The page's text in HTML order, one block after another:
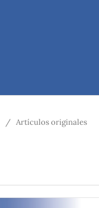
/ Artículos originales